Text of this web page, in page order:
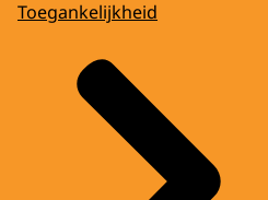
Toegankelijkheid